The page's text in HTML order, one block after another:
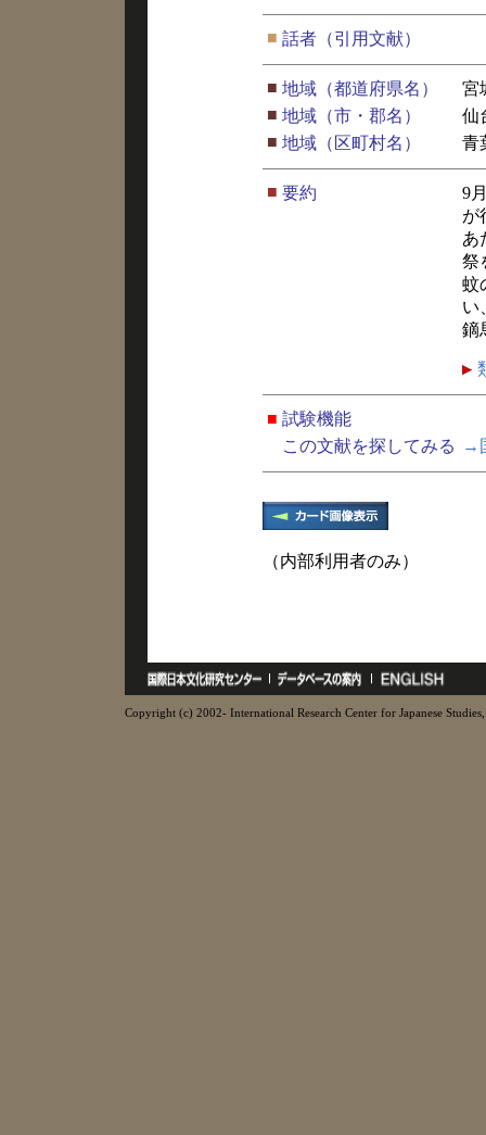
■ 話者（引用文献）
■ 地域（都道府県名）
宮
■ 地域（市・郡名）
仙
■ 地域（区町村名） 青
■ 要約
9
が
あ
祭
蚊
い
鏑
■ 試験機能
この文献を探してみる
→
（内部利用者のみ）
Copyright (c) 2002- International Research Center for Japanese